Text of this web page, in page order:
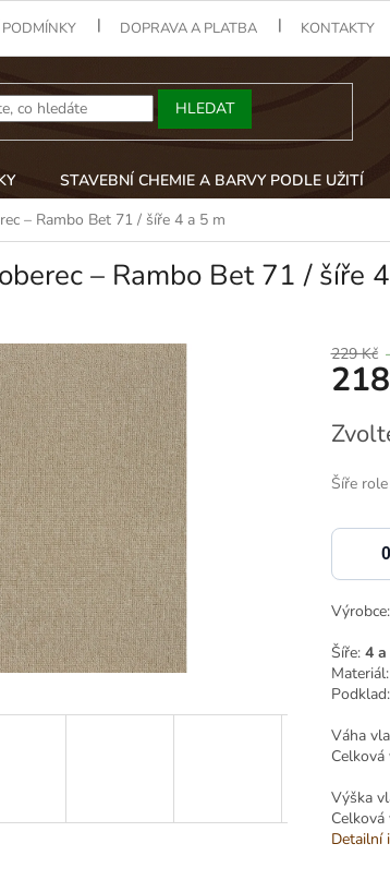
DOPRAVA A PLATBA KONTAKTY
HLEDAT
STAVEBNÍ CHEMIE A BARVY PODLE UŽITÍ
– Rambo Bet 71 / šíře 4 a 5 m
– Rambo Bet 71 / šíře
229 Kč
cena:
Šíře role
Výrobce:
Šíře: 4
Materiál:
Podklad:
Váha
Celková
Výška
Celková
Detailní